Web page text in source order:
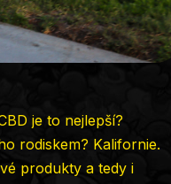
je to nejlepší?
rodiskem? Kalifornie.
produkty a tedy i